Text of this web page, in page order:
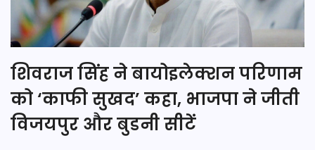
शिवराज सिंह ने बायोइलेक्शन परिणाम
को ‘काफी सुखद’ कहा, भाजपा ने जीती
विजयपुर और बुडनी सीटें